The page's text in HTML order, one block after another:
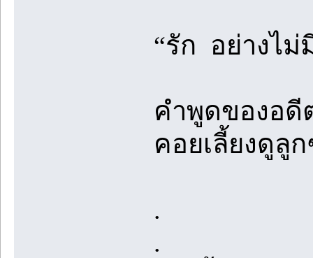
“รัก อย่างไม่
คำพูดของอ
คอยเลี้ยงดูลู
.
.